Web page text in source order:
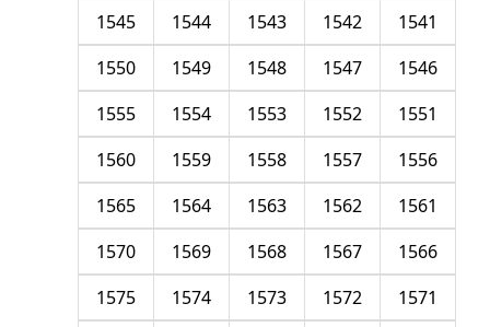
1541
1542
1543
1544
1545
1546
1547
1548
1549
1550
1551
1552
1553
1554
1555
1556
1557
1558
1559
1560
1561
1562
1563
1564
1565
1566
1567
1568
1569
1570
1571
1572
1573
1574
1575